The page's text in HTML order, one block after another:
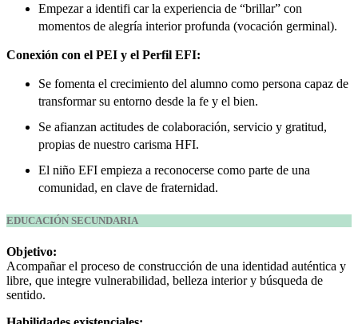
Empezar a identifi car la experiencia de “brillar” con
momentos de alegría interior profunda (vocación germinal).
Conexión con el PEI y el Perfil EFI:
Se fomenta el crecimiento del alumno como persona capaz de
transformar su entorno desde la fe y el bien.
Se afianzan actitudes de colaboración, servicio y gratitud,
propias de nuestro carisma HFI.
El niño EFI empieza a reconocerse como parte de una
comunidad, en clave de fraternidad.
EDUCACIÓN SECUNDARIA
Objetivo:
Acompañar el proceso de construcción de una identidad auténtica y
libre, que integre vulnerabilidad, belleza interior y búsqueda de
sentido.